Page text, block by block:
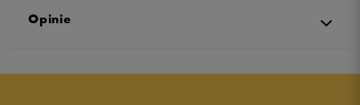
Opinie